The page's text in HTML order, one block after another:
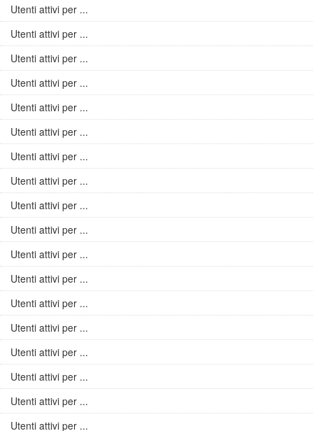
Utenti attivi per ...
Utenti attivi per ...
Utenti attivi per ...
Utenti attivi per ...
Utenti attivi per ...
Utenti attivi per ...
Utenti attivi per ...
Utenti attivi per ...
Utenti attivi per ...
Utenti attivi per ...
Utenti attivi per ...
Utenti attivi per ...
Utenti attivi per ...
Utenti attivi per ...
Utenti attivi per ...
Utenti attivi per ...
Utenti attivi per ...
Utenti attivi per ...